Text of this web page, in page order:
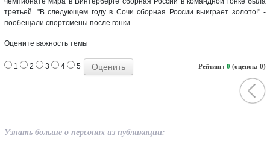
третьей. "В следующем году в Сочи сборная России выиграет золото!" -
пообещали спортсмены после гонки.
Оцените важность темы
Рейтинг: 0 (оценок: 0)
1 2 3 4 5
Узнать больше о персонах из публикации: